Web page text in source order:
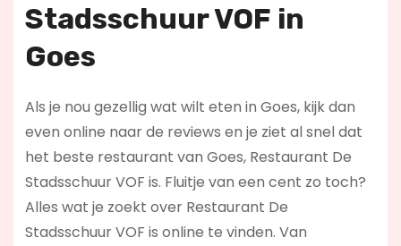
Stadsschuur VOF in
Goes
Als je nou gezellig wat wilt eten in Goes, kijk dan
even online naar de reviews en je ziet al snel dat
het beste restaurant van Goes, Restaurant De
Stadsschuur VOF is. Fluitje van een cent zo toch?
Alles wat je zoekt over Restaurant De
Stadsschuur VOF is online te vinden. Van